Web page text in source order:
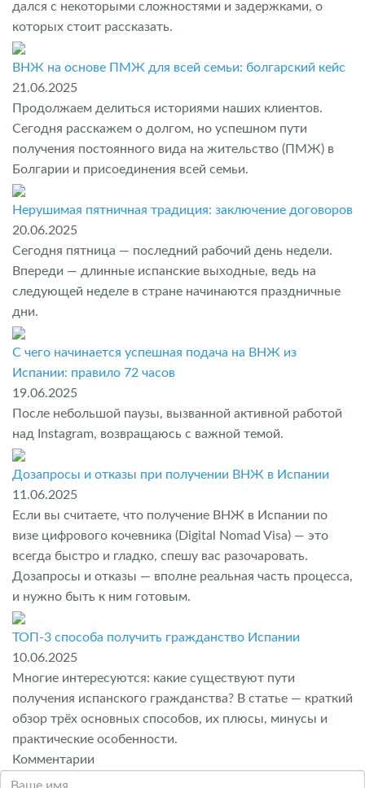
дался с некоторыми сложностями и задержками, о
которых стоит рассказать.
ВНЖ на основе ПМЖ для всей семьи: болгарский кейс
21.06.2025
Продолжаем делиться историями наших клиентов.
Сегодня расскажем о долгом, но успешном пути
получения постоянного вида на жительство (ПМЖ) в
Болгарии и присоединения всей семьи.
Нерушимая пятничная традиция: заключение договоров
20.06.2025
Сегодня пятница — последний рабочий день недели.
Впереди — длинные испанские выходные, ведь на
следующей неделе в стране начинаются праздничные
дни.
С чего начинается успешная подача на ВНЖ из
Испании: правило 72 часов
19.06.2025
После небольшой паузы, вызванной активной работой
над Instagram, возвращаюсь с важной темой.
Дозапросы и отказы при получении ВНЖ в Испании
11.06.2025
Если вы считаете, что получение ВНЖ в Испании по
визе цифрового кочевника (Digital Nomad Visa) — это
всегда быстро и гладко, спешу вас разочаровать.
Дозапросы и отказы — вполне реальная часть процесса,
и нужно быть к ним готовым.
ТОП-3 способа получить гражданство Испании
10.06.2025
Многие интересуются: какие существуют пути
получения испанского гражданства? В статье — краткий
обзор трёх основных способов, их плюсы, минусы и
практические особенности.
Комментарии